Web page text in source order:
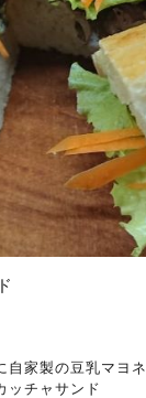
自家製の豆乳マヨ
ッチャサンド